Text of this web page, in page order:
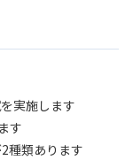
実施します
す
種類あります